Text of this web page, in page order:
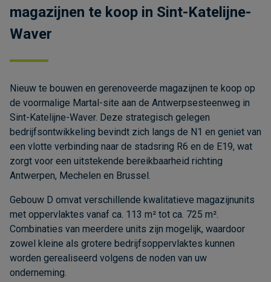
magazijnen te koop in Sint-Katelijne-
Waver
Nieuw te bouwen en gerenoveerde magazijnen te koop op
de voormalige Martal-site aan de Antwerpsesteenweg in
Sint-Katelijne-Waver. Deze strategisch gelegen
bedrijfsontwikkeling bevindt zich langs de N1 en geniet van
een vlotte verbinding naar de stadsring R6 en de E19, wat
zorgt voor een uitstekende bereikbaarheid richting
Antwerpen, Mechelen en Brussel.
Gebouw D omvat verschillende kwalitatieve magazijnunits
met oppervlaktes vanaf ca. 113 m² tot ca. 725 m².
Combinaties van meerdere units zijn mogelijk, waardoor
zowel kleine als grotere bedrijfsoppervlaktes kunnen
worden gerealiseerd volgens de noden van uw
onderneming.